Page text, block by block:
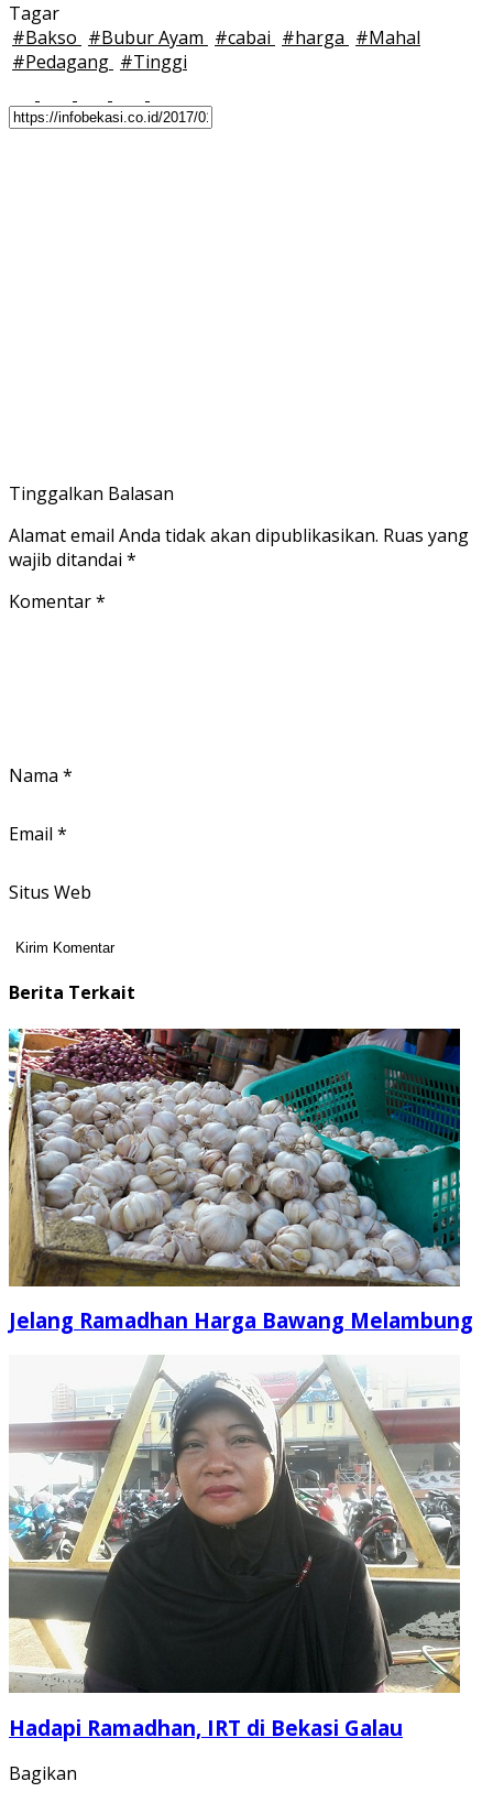
Tagar
#Bakso #Bubur Ayam #cabai #harga #Mahal
#Pedagang #Tinggi
Tinggalkan Balasan
Alamat email Anda tidak akan dipublikasikan. Ruas yang
wajib ditandai *
Komentar*
Nama *
Email *
Situs Web
Berita Terkait
Jelang Ramadhan Harga Bawang Melambung
Hadapi Ramadhan, IRT di Bekasi Galau
Bagikan